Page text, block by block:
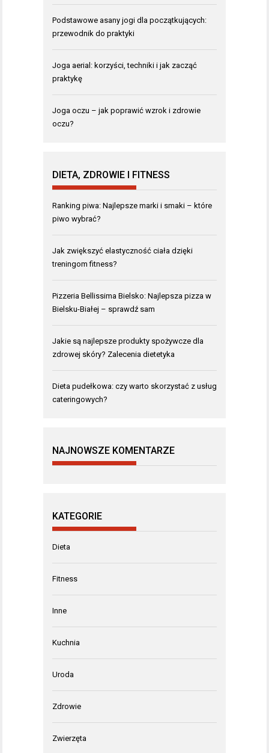
Podstawowe asany jogi dla początkujących:
przewodnik do praktyki
Joga aerial: korzyści, techniki i jak zacząć
praktykę
Joga oczu – jak poprawić wzrok i zdrowie
oczu?
DIETA, ZDROWIE I FITNESS
Ranking piwa: Najlepsze marki i smaki – które
piwo wybrać?
Jak zwiększyć elastyczność ciała dzięki
treningom fitness?
Pizzeria Bellissima Bielsko: Najlepsza pizza w
Bielsku-Białej – sprawdź sam
Jakie są najlepsze produkty spożywcze dla
zdrowej skóry? Zalecenia dietetyka
Dieta pudełkowa: czy warto skorzystać z usług
cateringowych?
NAJNOWSZE KOMENTARZE
KATEGORIE
Dieta
Fitness
Inne
Kuchnia
Uroda
Zdrowie
Zwierzęta